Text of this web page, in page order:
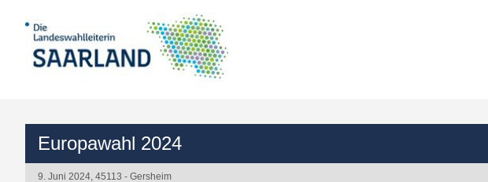
Europawahl 2024
9. Juni 2024, 45113 - Gersheim